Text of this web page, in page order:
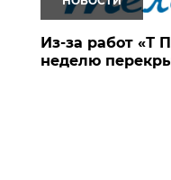
Из-за работ «Т
неделю